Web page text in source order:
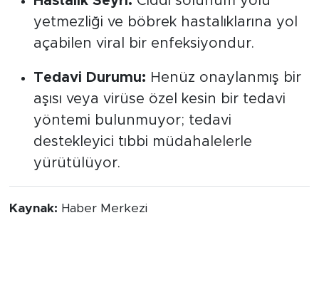
yetmezliği ve böbrek hastalıklarına yol
açabilen viral bir enfeksiyondur.
Tedavi Durumu: Henüz onaylanmış bir
aşısı veya virüse özel kesin bir tedavi
yöntemi bulunmuyor; tedavi
destekleyici tıbbi müdahalelerle
yürütülüyor.
Kaynak: Haber Merkezi